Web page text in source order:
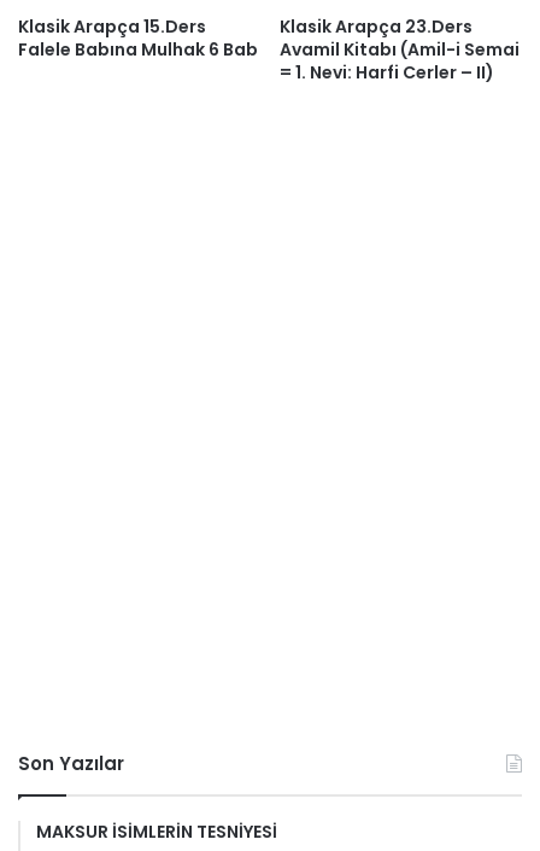
Klasik Arapça 15.Ders
Falele Babına Mulhak 6 Bab
Klasik Arapça 23.Ders
Avamil Kitabı (Amil-i Semai
= 1. Nevi: Harfi Cerler – II)
Son Yazılar
MAKSUR İSİMLERİN TESNİYESİ